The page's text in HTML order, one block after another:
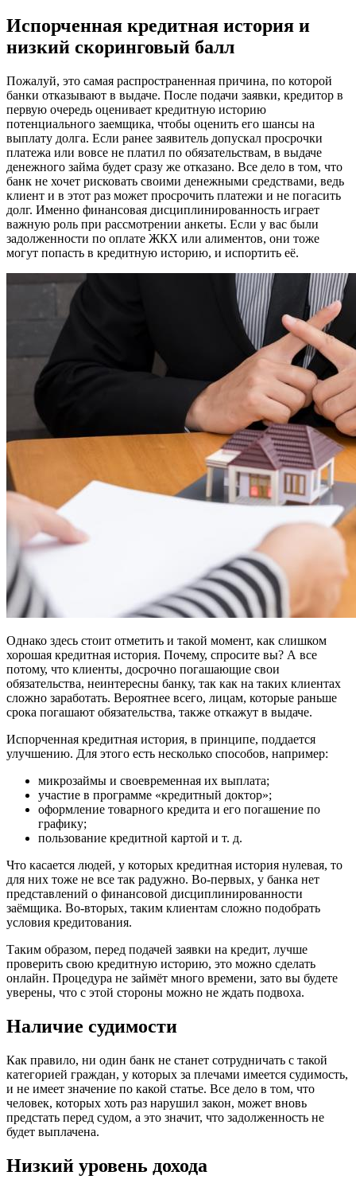
Испорченная кредитная история и
низкий скоринговый балл
Пожалуй, это самая распространенная причина, по которой
банки отказывают в выдаче. После подачи заявки, кредитор в
первую очередь оценивает кредитную историю
потенциального заемщика, чтобы оценить его шансы на
выплату долга. Если ранее заявитель допускал просрочки
платежа или вовсе не платил по обязательствам, в выдаче
денежного займа будет сразу же отказано. Все дело в том, что
банк не хочет рисковать своими денежными средствами, ведь
клиент и в этот раз может просрочить платежи и не погасить
долг. Именно финансовая дисциплинированность играет
важную роль при рассмотрении анкеты. Если у вас были
задолженности по оплате ЖКХ или алиментов, они тоже
могут попасть в кредитную историю, и испортить её.
Однако здесь стоит отметить и такой момент, как слишком
хорошая кредитная история. Почему, спросите вы? А все
потому, что клиенты, досрочно погашающие свои
обязательства, неинтересны банку, так как на таких клиентах
сложно заработать. Вероятнее всего, лицам, которые раньше
срока погашают обязательства, также откажут в выдаче.
Испорченная кредитная история, в принципе, поддается
улучшению. Для этого есть несколько способов, например:
микрозаймы и своевременная их выплата;
участие в программе «кредитный доктор»;
оформление товарного кредита и его погашение по
графику;
пользование кредитной картой и т. д.
Что касается людей, у которых кредитная история нулевая, то
для них тоже не все так радужно. Во-первых, у банка нет
представлений о финансовой дисциплинированности
заёмщика. Во-вторых, таким клиентам сложно подобрать
условия кредитования.
Таким образом, перед подачей заявки на кредит, лучше
проверить свою кредитную историю, это можно сделать
онлайн. Процедура не займёт много времени, зато вы будете
уверены, что с этой стороны можно не ждать подвоха.
Наличие судимости
Как правило, ни один банк не станет сотрудничать с такой
категорией граждан, у которых за плечами имеется судимость,
и не имеет значение по какой статье. Все дело в том, что
человек, которых хоть раз нарушил закон, может вновь
предстать перед судом, а это значит, что задолженность не
будет выплачена.
Низкий уровень дохода